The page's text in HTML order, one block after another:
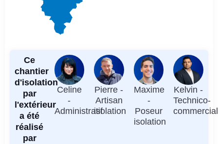
Ce
chantier
d'isolation
par
l'extérieur
a été
réalisé
par
Celine
-
Administratif
Pierre -
Artisan
isolation
Maxime
-
Poseur
isolation
Kelvin -
Technico-
commercial